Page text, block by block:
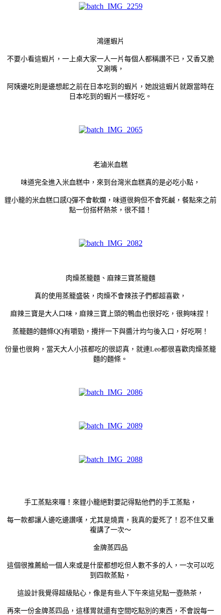
鴻運蝦片
不要小看這蝦片，一上桌大家一人一片每個人都稱讚不已，又香又脆
又涮嘴，
阿姨邊吃則是邊想起之前在日本吃到的蝦片，她說這蝦片就跟當時在
日本吃到的蝦片一樣好吃。
老滷米血糕
味道完全進入米血糕中，來到台灣米血糕真的是必吃小點，
貍小籠的米血糕口感Q彈不會軟爛，味道很夠但不會死鹹，餐點來之前
點一份搭杯熱茶，很不錯！
肉燥蒸籠麵、麻辣三寶蒸籠麵
真的使用蒸籠盛裝，肉燥不會辣孩子們都超喜歡，
麻辣三寶是大人口味，麻辣三寶上頭的鴨血也很好吃，很夠味捏！
蒸籠麵的麵條QQ有嚼勁，攪拌一下與醬汁均勻後入口，好吃啊！
份量也很夠，當天大人小孩都吃的很認真，就連Leo都很喜歡肉燥蒸籠
麵的麵條。
手工蒸點來囉！來貍小籠絕對要記得點他們的手工蒸點，
每一款都讓人邊吃邊讚嘆，尤其是燒賣，我真的愛死了！忍不住又重
複講了一次～
金牌蒸四品
這個很推薦給一個人來或是什麼都想吃但人數不多的人，一次可以吃
到四款蒸點，
這設計我覺得超級貼心，像是有些人下午來這兒點一壺熱茶，
再來一份金牌蒸四品，這樣胃就還有空間吃點別的東西，不會說每一